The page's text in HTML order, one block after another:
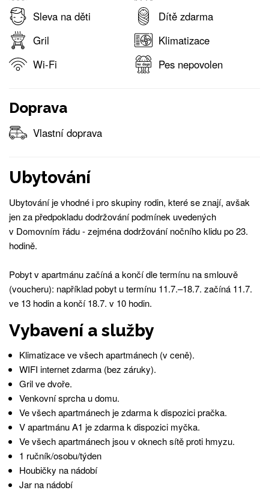
Sleva na děti
Dítě zdarma
Gril
Klimatizace
Wi-Fi
Pes nepovolen
Doprava
Vlastní doprava
Ubytování
Ubytování je vhodné i pro skupiny rodin, které se znají, avšak
jen za předpokladu dodržování podmínek uvedených
v Domovním řádu - zejména dodržování nočního klidu po 23.
hodině.
Pobyt v apartmánu začíná a končí dle termínu na smlouvě
(voucheru): například pobyt u termínu 11.7.–18.7. začíná 11.7.
ve 13 hodin a končí 18.7. v 10 hodin.
Vybavení a služby
Klimatizace ve všech apartmánech (v ceně).
WIFI internet zdarma (bez záruky).
Gril ve dvoře.
Venkovní sprcha u domu.
Ve všech apartmánech je zdarma k dispozici pračka.
V apartmánu A1 je zdarma k dispozici myčka.
Ve všech apartmánech jsou v oknech sítě proti hmyzu.
1 ručník/osobu/týden
Houbičky na nádobí
Jar na nádobí